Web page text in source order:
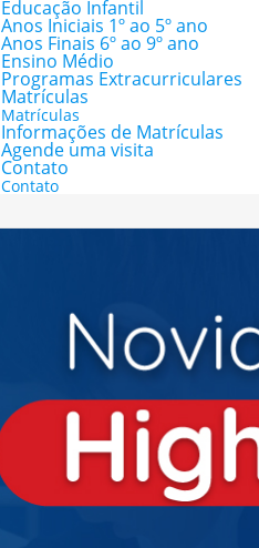
Educação Infantil
Anos Iniciais 1º ao 5º ano
Anos Finais 6º ao 9º ano
Ensino Médio
Programas Extracurriculares
Matrículas
Matrículas
Informações de Matrículas
Agende uma visita
Contato
Contato